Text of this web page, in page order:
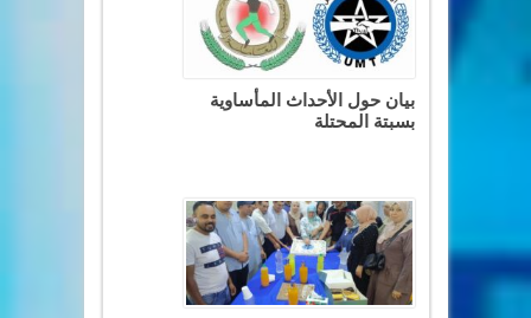
بيان حول الأحداث المأساوية
بسبتة المحتلة